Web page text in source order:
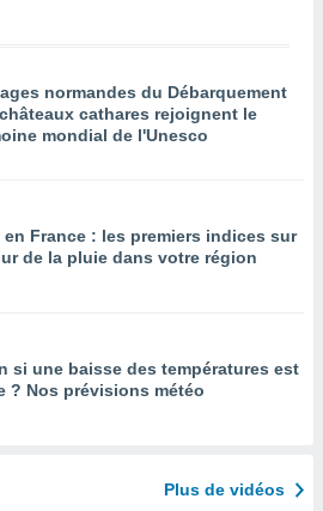
normandes du Débarquement
cathares rejoignent le
mondial de l'Unesco
en France : les premiers indices sur
de la pluie dans votre région
si une baisse des températures est
? Nos prévisions météo
Plus de vidéos